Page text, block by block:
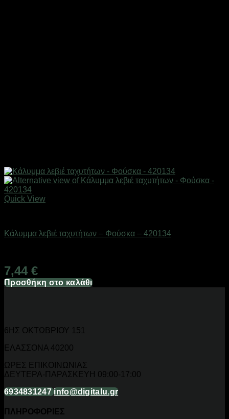
Quick View
Κάλυμμα λεβιέ ταχυτήτων – Φούσκα – 420134
7,44 €
Προσθήκη στο καλάθι
6ΗΣ ΟΚΤΩΒΡΙΟΥ 151
ΕΛΑΣΣΟΝΑ 40200
ΩΡΕΣ ΕΠΙΚΟΙΝΩΝΙΑΣ
ΔΕΥΤΕΡΑ-ΠΑΡΑΣΚΕΥΗ 09:00-17:00
6934831247 info@digitalu.gr
ΠΛΗΡΟΦΟΡΙΕΣ